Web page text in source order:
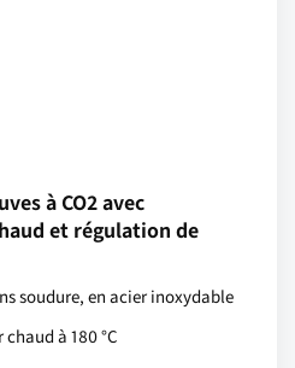
à CO2 avec
et régulation de
soudure, en acier inoxydable
à 180 °C